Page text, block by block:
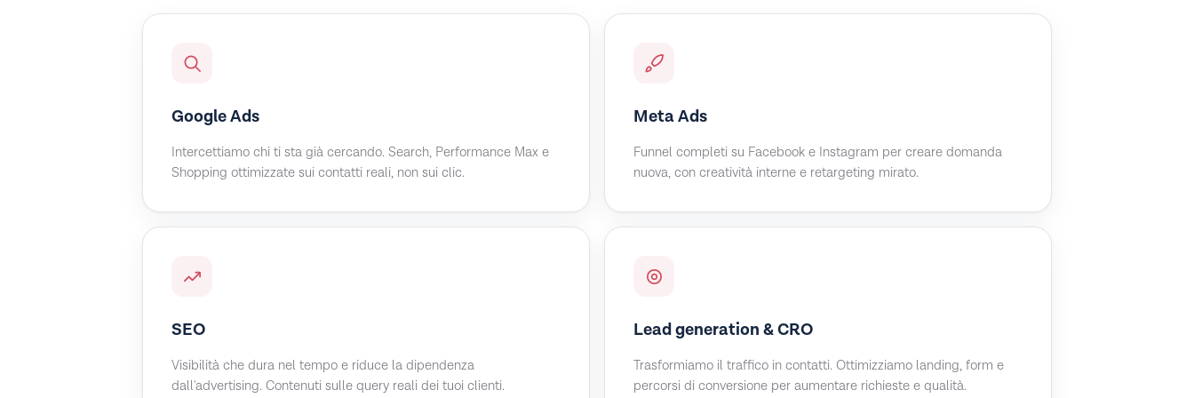
Google Ads
Intercettiamo chi ti sta già cercando. Search, Performance Max e
Shopping ottimizzate sui contatti reali, non sui clic.
Meta Ads
Funnel completi su Facebook e Instagram per creare domanda
nuova, con creatività interne e retargeting mirato.
SEO
Visibilità che dura nel tempo e riduce la dipendenza
dall'advertising. Contenuti sulle query reali dei tuoi clienti.
Lead generation & CRO
Trasformiamo il traffico in contatti. Ottimizziamo landing, form e
percorsi di conversione per aumentare richieste e qualità.